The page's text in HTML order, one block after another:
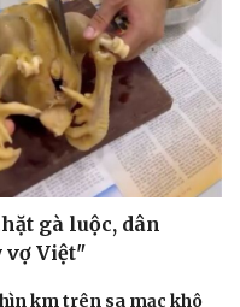
gà luộc, dân
vợ Việt"
km trên sa mạc khô